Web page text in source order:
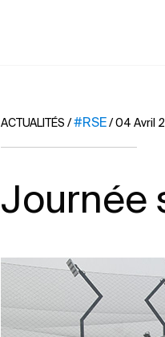
ACTUALITÉS /#RSE/04 Avril
Journée